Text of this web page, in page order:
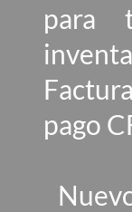
para
pago